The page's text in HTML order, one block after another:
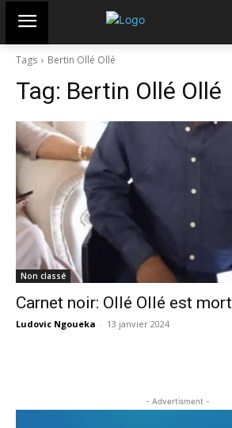
Tags Bertin Ollé Ollé
Tag: Bertin Ollé Ollé
Non classé
Carnet noir: Ollé Ollé est mort
Ludovic Ngoueka - 13 janvier 2024
- Advertisment -